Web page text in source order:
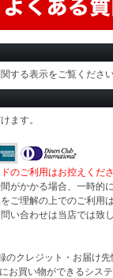
する表示をご覧ください
ます。
のご利用はお控えくださ
がかかる場合、一時的
ご理解の上でのご利用
い合わせは当店では致
のクレジット・お届け先
お買い物ができるシス